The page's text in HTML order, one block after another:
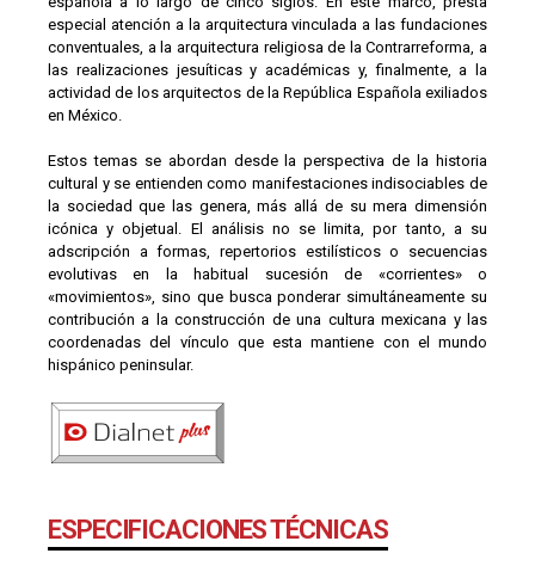
especial atención a la arquitectura vinculada a las fundaciones
conventuales, a la arquitectura religiosa de la Contrarreforma, a
las realizaciones jesuíticas y académicas y, finalmente, a la
actividad de los arquitectos de la República Española exiliados
en México.
Estos temas se abordan desde la perspectiva de la historia
cultural y se entienden como manifestaciones indisociables de
la sociedad que las genera, más allá de su mera dimensión
icónica y objetual. El análisis no se limita, por tanto, a su
adscripción a formas, repertorios estilísticos o secuencias
evolutivas en la habitual sucesión de «corrientes» o
«movimientos», sino que busca ponderar simultáneamente su
contribución a la construcción de una cultura mexicana y las
coordenadas del vínculo que esta mantiene con el mundo
hispánico peninsular.
ESPECIFICACIONES TÉCNICAS